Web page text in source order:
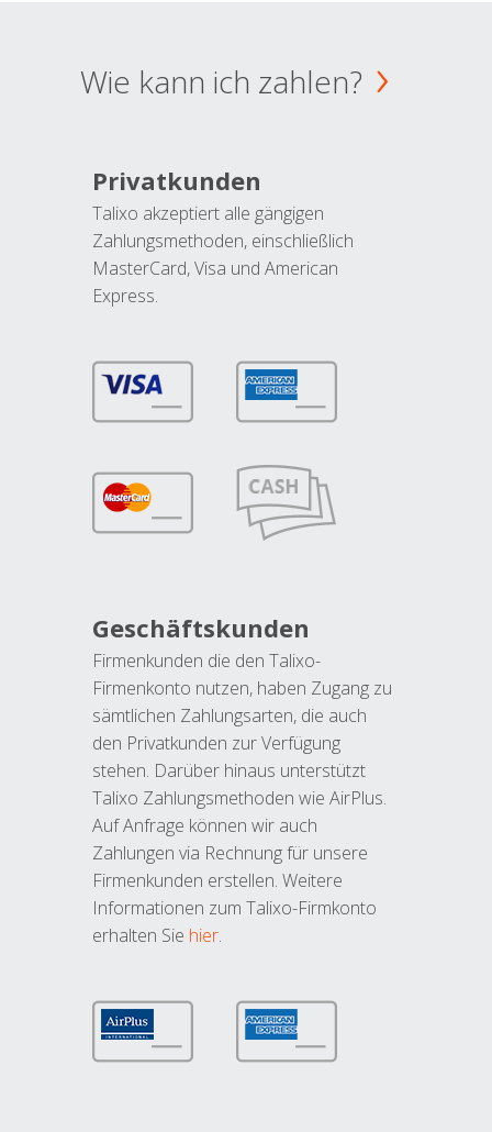
Wie kann ich zahlen?
Privatkunden
Talixo akzeptiert alle gängigen
Zahlungsmethoden, einschließlich
MasterCard, Visa und American
Express.
Geschäftskunden
Firmenkunden die den Talixo-
Firmenkonto nutzen, haben Zugang zu
sämtlichen Zahlungsarten, die auch
den Privatkunden zur Verfügung
stehen. Darüber hinaus unterstützt
Talixo Zahlungsmethoden wie AirPlus.
Auf Anfrage können wir auch
Zahlungen via Rechnung für unsere
Firmenkunden erstellen. Weitere
Informationen zum Talixo-Firmkonto
erhalten Sie hier.